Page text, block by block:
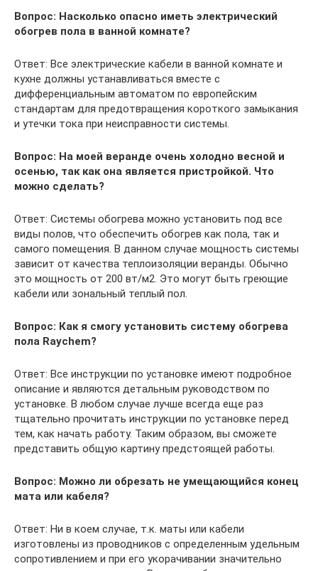
Вопрос: Насколько опасно иметь электрический
обогрев пола в ванной комнате?
Ответ: Все электрические кабели в ванной комнате и
кухне должны устанавливаться вместе с
дифференциальным автоматом по европейским
стандартам для предотвращения короткого замыкания
и утечки тока при неисправности системы.
Вопрос: На моей веранде очень холодно весной и
осенью, так как она является пристройкой. Что
можно сделать?
Ответ: Системы обогрева можно установить под все
виды полов, что обеспечить обогрев как пола, так и
самого помещения. В данном случае мощность системы
зависит от качества теплоизоляции веранды. Обычно
это мощность от 200 вт/м2. Это могут быть греющие
кабели или зональный теплый пол.
Вопрос: Как я смогу установить систему обогрева
пола Raychem?
Ответ: Все инструкции по установке имеют подробное
описание и являются детальным руководством по
установке. В любом случае лучше всегда еще раз
тщательно прочитать инструкции по установке перед
тем, как начать работу. Таким образом, вы сможете
представить общую картину предстоящей работы.
Вопрос: Можно ли обрезать не умещающийся конец
мата или кабеля?
Ответ: Ни в коем случае, т.к. маты или кабели
изготовлены из проводников с определенным удельным
сопротивлением и при его укорачивании значительно